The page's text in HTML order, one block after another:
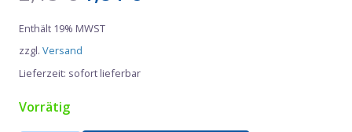
war:
Enthält 19% MWST
zzgl. Versand
Lieferzeit: sofort lieferbar
Vorrätig